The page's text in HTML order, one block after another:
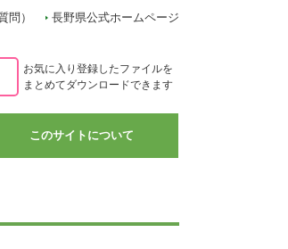
問） 長野県公式ホームページ
お気に入り登録したファイルを
まとめてダウンロードできます
このサイトについて